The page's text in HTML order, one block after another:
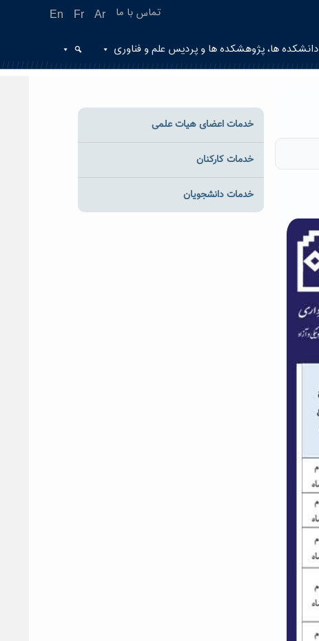
En Fr Ar تماس با ما
دانشکده ها، پژوهشکده ها و پردیس علم و فناوری
خدمات اعضای هیات علمی
خدمات کارکنان
خدمات دانشجویان